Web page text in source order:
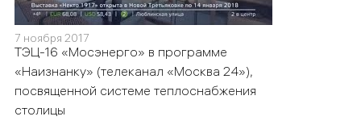
7 ноября 2017
ТЭЦ-16 «Мосэнерго» в программе
«Наизнанку» (телеканал «Москва 24»),
посвященной системе теплоснабжения
столицы